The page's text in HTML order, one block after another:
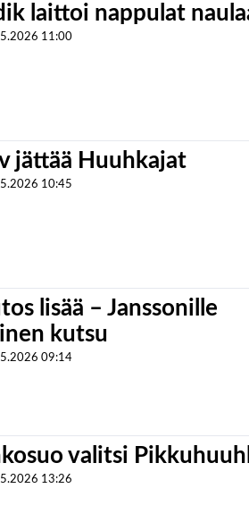
laittoi nappulat
11:00
jättää Huuhkajat
10:45
lisää – Janssonille
kutsu
09:14
valitsi
13:26